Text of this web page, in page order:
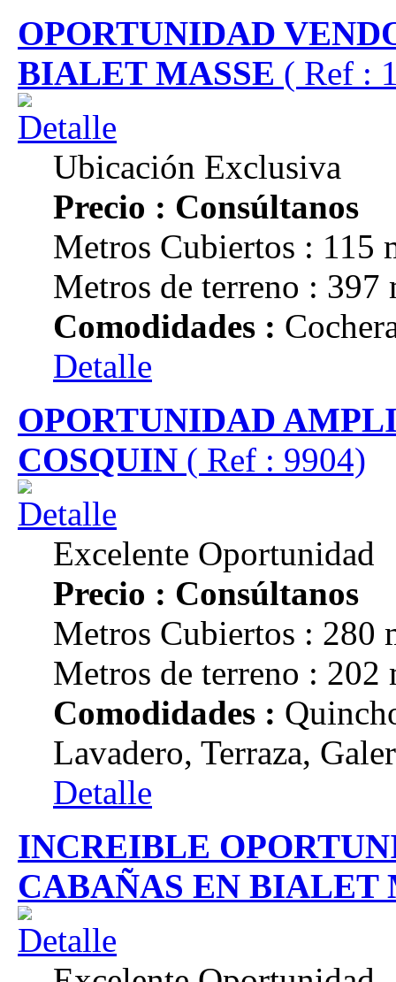
OPORTUNIDAD
BIALET MASSE ( Ref :
Ubicación Exclusiva
Precio : Consúltanos
Metros Cubiertos : 115
Metros de terreno : 397
Comodidades :
Detalle
OPORTUNIDAD
COSQUIN ( Ref : 9904)
Excelente Oportunidad
Precio : Consúltanos
Metros Cubiertos : 280
Metros de terreno : 202
Comodidades :
Lavadero, Terraza,
Detalle
INCREIBLE
CABAÑAS EN BIALET